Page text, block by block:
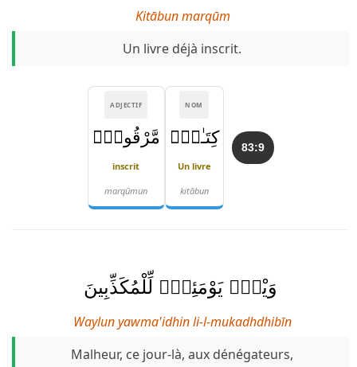
Kitābun marqūm
Un livre déjà inscrit.
83:9
NOM
كِتَـٰبٌۭ
Un livre
kitābun
ADJECTIF
مَّرْقُومٌۭ
inscrit
marqūmun
وَيْلٌۭ يَوْمَئِذٍۢ لِّلْمُكَذِّبِينَ
Waylun yawma'idhin li-l-mukadhdhibīn
Malheur, ce jour-là, aux dénégateurs,